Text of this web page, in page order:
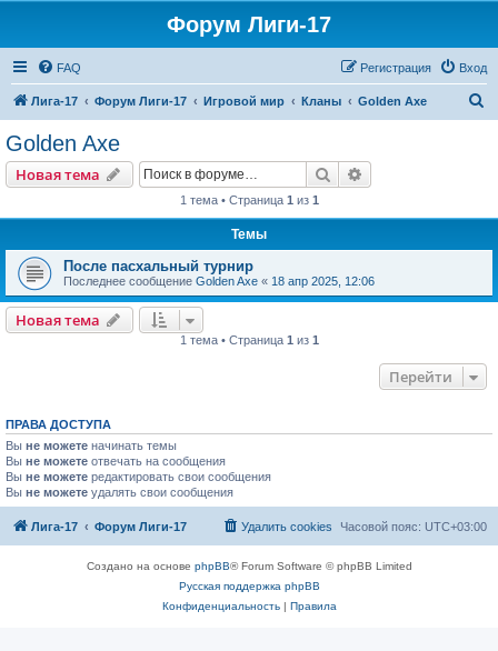
Форум Лиги-17
FAQ Вход
Регистрация
Лига-17 Форум Лиги-17 Игровой мир Кланы Golden Axe
Golden Axe
Новая тема Поиск
1 тема • Страница 1 из 1
Темы
После пасхальный турнир
Последнее сообщение Golden Axe « 18 апр 2025, 12:06
Новая тема
1 тема • Страница 1 из 1
Перейти
ПРАВА ДОСТУПА
Вы не можете начинать темы
Вы не можете отвечать на сообщения
Вы не можете редактировать свои сообщения
Вы не можете удалять свои сообщения
Лига-17 Форум Лиги-17 Часовой пояс: UTC+03:00
Удалить cookies
Создано на основе phpBB® Forum Software © phpBB Limited
Русская поддержка phpBB
Конфиденциальность| Правила